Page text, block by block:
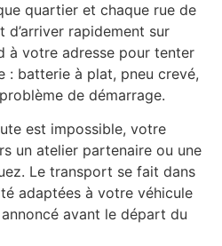
quartier et chaque rue de
rapidement sur
à votre adresse pour tenter
: batterie à plat, pneu crevé,
de démarrage.
est impossible, votre
un atelier partenaire ou une
Le transport se fait dans
adaptées à votre véhicule
avant le départ du